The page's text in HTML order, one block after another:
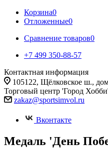
Корзина0
Отложенные0
Сравнение товаров0
+7 499 350-88-57
Контактная информация
105122, Щёлковское ш.,
Торговый центр 'Город
zakaz@sportsimvol.ru
Вконтакте
Медаль 'День